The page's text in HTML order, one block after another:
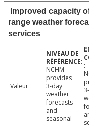
Improved capacity
range weather
services
Valeur
NCHM
provides
3-day
weather
forecasts
and
seasonal